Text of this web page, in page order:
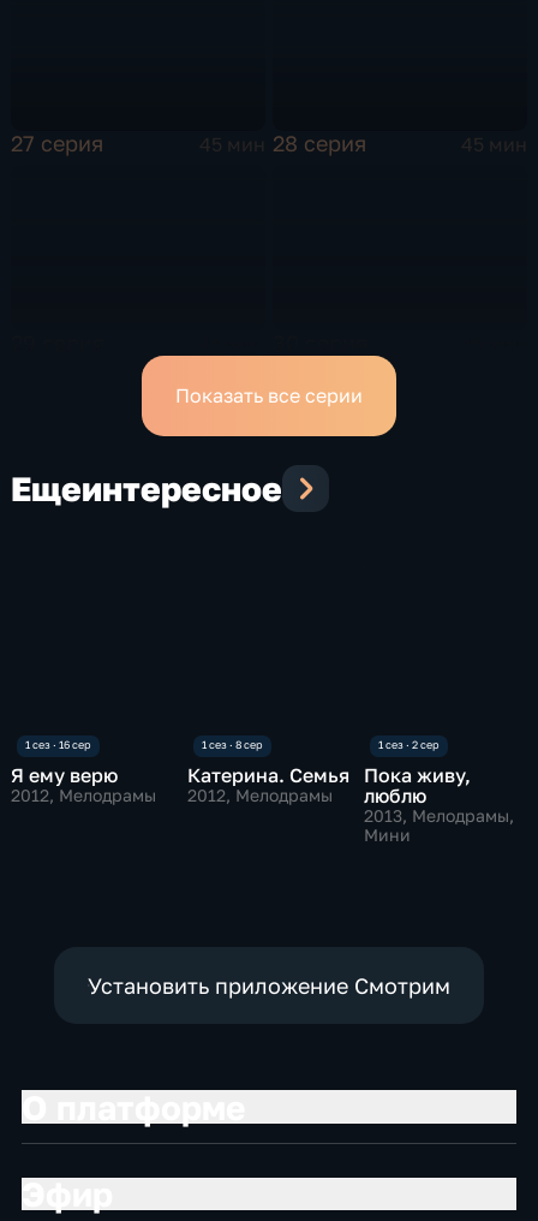
27 серия 45 мин 28 серия 45 мин
Показать все серии
Ещеинтересное
Я ему верю
2012, Мелодрамы
Катерина. Семья
2012, Мелодрамы
Пока живу,
люблю
2013, Мелодрамы,
Мини
Установить приложение Смотрим